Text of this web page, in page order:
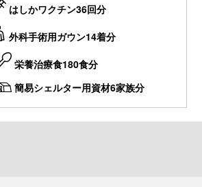
はしかワクチン36回分
外科手術用ガウン14着分
栄養治療食180食分
簡易シェルター用資材6家族分